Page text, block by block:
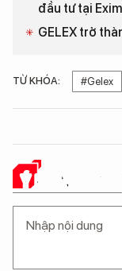
đầu tư tại
GELEX trở
TỪ KHÓA: #Gelex
Ý KIẾN CỦA